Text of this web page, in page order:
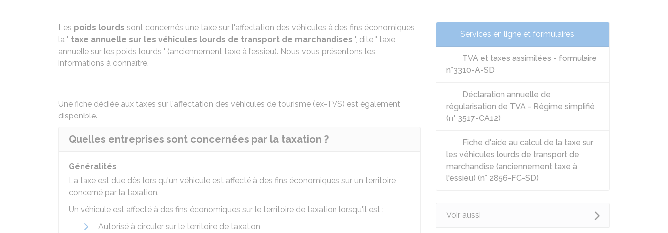
Les poids lourds sont concernés une taxe sur l'affectation des véhicules à des fins économiques :
la " taxe annuelle sur les véhicules lourds de transport de marchandises ", dite " taxe
annuelle sur les poids lourds " (anciennement taxe à l'essieu). Nous vous présentons les
informations à connaître.
Une fiche dédiée aux taxes sur l'affectation des véhicules de tourisme (ex-TVS) est également
disponible.
Quelles entreprises sont concernées par la taxation ?
Généralités
La taxe est due dès lors qu'un véhicule est affecté à des fins économiques sur un territoire
concerné par la taxation.
Un véhicule est affecté à des fins économiques sur le territoire de taxation lorsqu'il est :
Autorisé à circuler sur le territoire de taxation
Services en ligne et formulaires
TVA et taxes assimilées - formulaire
n°3310-A-SD
Déclaration annuelle de
régularisation de TVA - Régime simplifié
(n° 3517-CA12)
Fiche d'aide au calcul de la taxe sur
les véhicules lourds de transport de
marchandise (anciennement taxe à
l'essieu) (n° 2856-FC-SD)
Voir aussi